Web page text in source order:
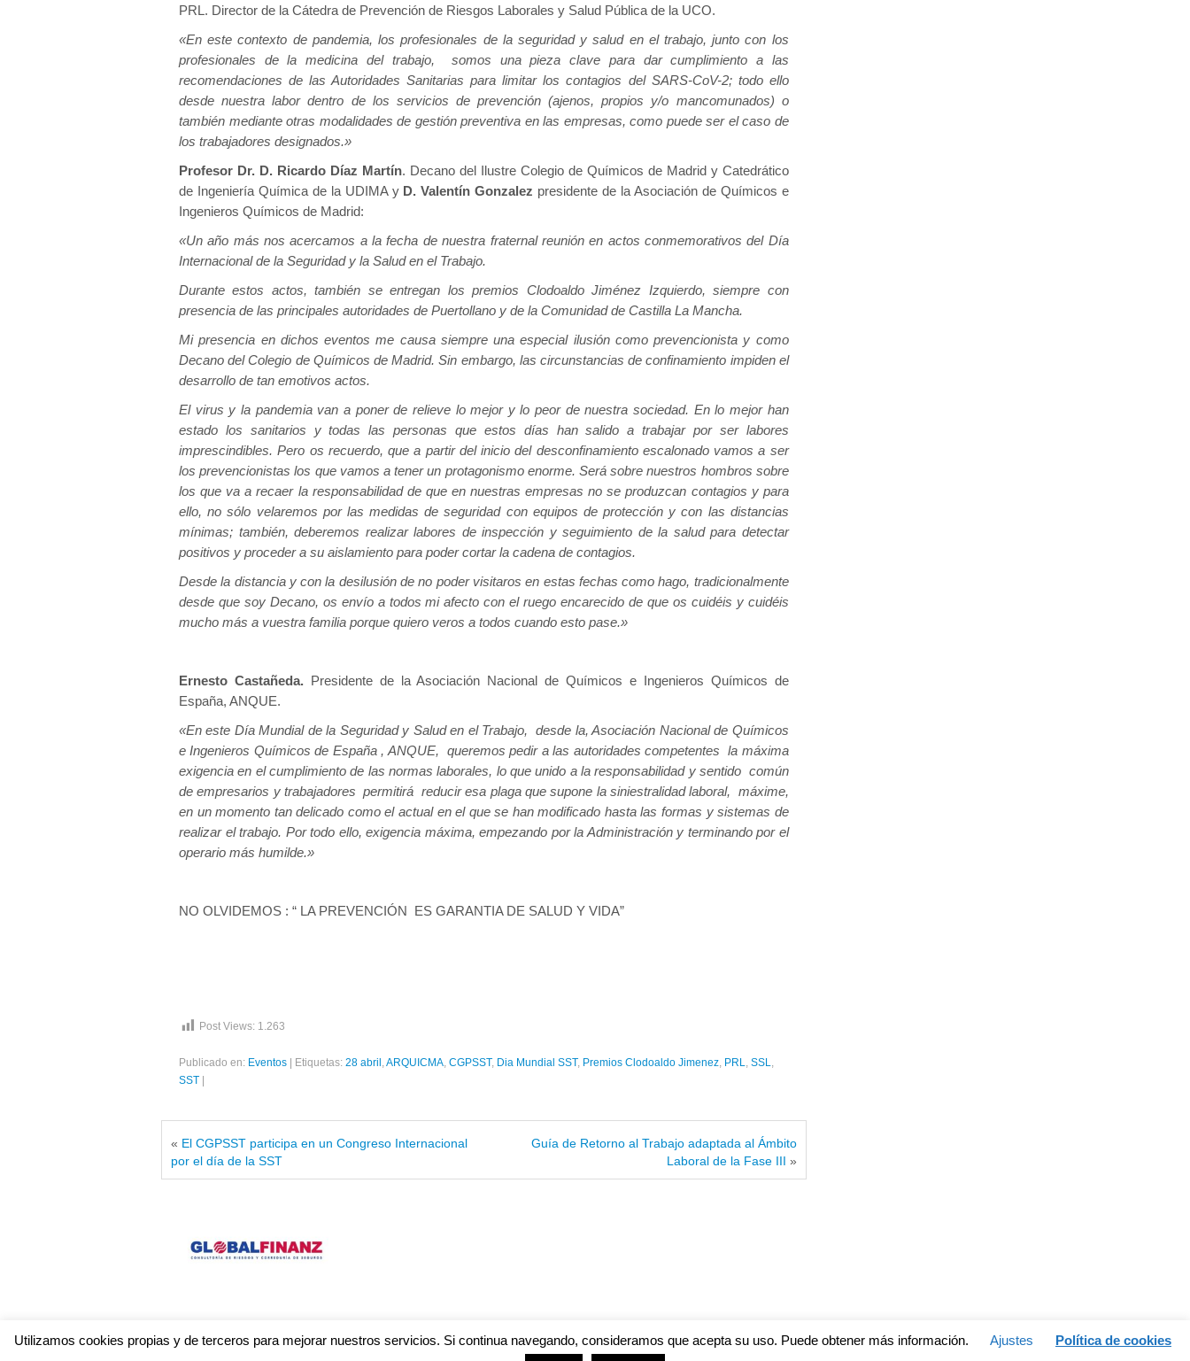
PRL. Director de la Cátedra de Prevención de Riesgos Laborales y Salud Pública de la UCO.
«En este contexto de pandemia, los profesionales de la seguridad y salud en el trabajo, junto con los
profesionales de la medicina del trabajo, somos una pieza clave para dar cumplimiento a las
recomendaciones de las Autoridades Sanitarias para limitar los contagios del SARS-CoV-2; todo ello
desde nuestra labor dentro de los servicios de prevención (ajenos, propios y/o mancomunados) o
también mediante otras modalidades de gestión preventiva en las empresas, como puede ser el caso de
los trabajadores designados.»
Profesor Dr. D. Ricardo Díaz Martín. Decano del Ilustre Colegio de Químicos de Madrid y Catedrático
de Ingeniería Química de la UDIMA y D. Valentín Gonzalez presidente de la Asociación de Químicos e
Ingenieros Químicos de Madrid:
«Un año más nos acercamos a la fecha de nuestra fraternal reunión en actos conmemorativos del Día
Internacional de la Seguridad y la Salud en el Trabajo.
Durante estos actos, también se entregan los premios Clodoaldo Jiménez Izquierdo, siempre con
presencia de las principales autoridades de Puertollano y de la Comunidad de Castilla La Mancha.
Mi presencia en dichos eventos me causa siempre una especial ilusión como prevencionista y como
Decano del Colegio de Químicos de Madrid. Sin embargo, las circunstancias de confinamiento impiden el
desarrollo de tan emotivos actos.
El virus y la pandemia van a poner de relieve lo mejor y lo peor de nuestra sociedad. En lo mejor han
estado los sanitarios y todas las personas que estos días han salido a trabajar por ser labores
imprescindibles. Pero os recuerdo, que a partir del inicio del desconfinamiento escalonado vamos a ser
los prevencionistas los que vamos a tener un protagonismo enorme. Será sobre nuestros hombros sobre
los que va a recaer la responsabilidad de que en nuestras empresas no se produzcan contagios y para
ello, no sólo velaremos por las medidas de seguridad con equipos de protección y con las distancias
mínimas; también, deberemos realizar labores de inspección y seguimiento de la salud para detectar
positivos y proceder a su aislamiento para poder cortar la cadena de contagios.
Desde la distancia y con la desilusión de no poder visitaros en estas fechas como hago, tradicionalmente
desde que soy Decano, os envío a todos mi afecto con el ruego encarecido de que os cuidéis y cuidéis
mucho más a vuestra familia porque quiero veros a todos cuando esto pase.»
Ernesto Castañeda. Presidente de la Asociación Nacional de Químicos e Ingenieros Químicos de
España, ANQUE.
«En este Día Mundial de la Seguridad y Salud en el Trabajo, desde la, Asociación Nacional de Químicos
e Ingenieros Químicos de España , ANQUE, queremos pedir a las autoridades competentes la máxima
exigencia en el cumplimiento de las normas laborales, lo que unido a la responsabilidad y sentido común
de empresarios y trabajadores permitirá reducir esa plaga que supone la siniestralidad laboral, máxime,
en un momento tan delicado como el actual en el que se han modificado hasta las formas y sistemas de
realizar el trabajo. Por todo ello, exigencia máxima, empezando por la Administración y terminando por el
operario más humilde.»
NO OLVIDEMOS : “ LA PREVENCIÓN ES GARANTIA DE SALUD Y VIDA”
Post Views: 1.263
Publicado en: Eventos Etiquetas: 28 abril ,ARQUICMA, CGPSST, Dia Mundial SST, Premios Clodoaldo Jimenez, PRL, SSL,
SST
« El CGPSST participa en un Congreso Internacional
por el día de la SST
Guía de Retorno al Trabajo adaptada al Ámbito
Laboral de la Fase III »
Utilizamos cookies propias y de terceros para mejorar nuestros servicios. Si continua navegando, consideramos que acepta su uso. Puede obtener más información. Ajustes Política de cookies